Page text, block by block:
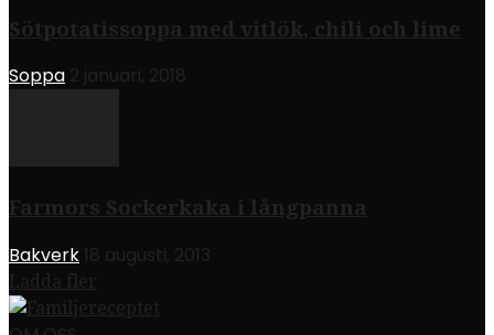
Sötpotatissoppa med vitlök, chili och lime
Soppa 2 januari, 2018
Farmors Sockerkaka i långpanna
Bakverk 18 augusti, 2013
Ladda fler